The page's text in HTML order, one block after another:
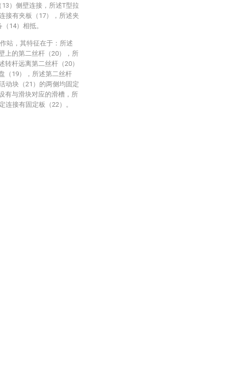
）侧壁连接，所述T型拉
接有夹板（17），所述夹
14）相抵。
站，其特征在于：所述
上的第二丝杆（20），所
杆远离第二丝杆（20）
（19），所述第二丝杆
动块（21）的两侧均固定
有与滑块对应的滑槽，所
连接有固定板（22）。